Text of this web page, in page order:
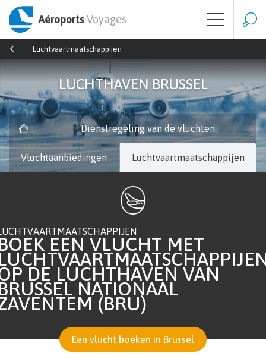
AéroportsVoyages
Luchtvaartmaatschappijen
LUCHTHAVEN BRUSSEL
Dienstregeling van de vluchten
Vluchtaanbiedingen Luchtvaartmaatschappijen
LUCHTVAARTMAATSCHAPPIJEN
EEN VLUCHT MET
DE LUCHTHAVEN VAN
NATIONAAL
(BRU)
Een vlucht boeken in Brussel